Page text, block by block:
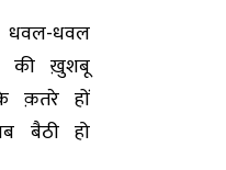
धवल-धवल
की ख़ुशबू
क़तरे हों
बैठी हो